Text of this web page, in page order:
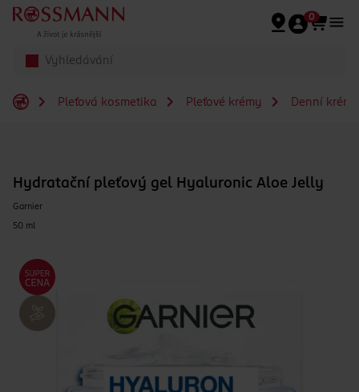
Přeskočit na hlavmní obsah
0
Pleťová kosmetika Pleťové krémy Denní krémy
Hydratační pleťový gel Hyaluronic Aloe Jelly
Garnier
50 ml